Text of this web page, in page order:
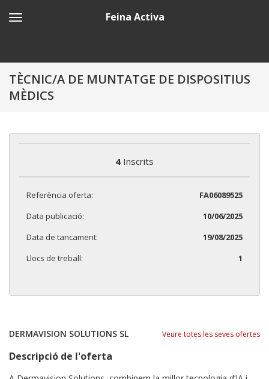
Feina Activa
TÈCNIC/A DE MUNTATGE DE DISPOSITIUS
MÈDICS
4 Inscrits
Referència oferta:
FA06089525
Data publicació:
10/06/2025
Data de tancament:
19/08/2025
Llocs de treball:
1
DERMAVISION SOLUTIONS SL Veure totes les seves ofertes
Descripció de l'oferta